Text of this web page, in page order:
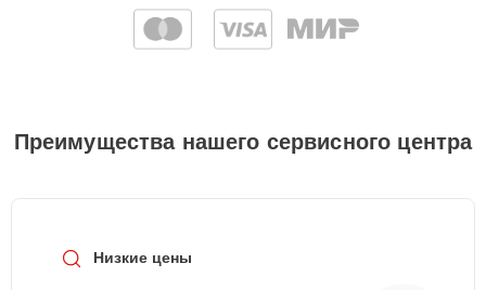
Преимущества нашего сервисного центра
Низкие цены